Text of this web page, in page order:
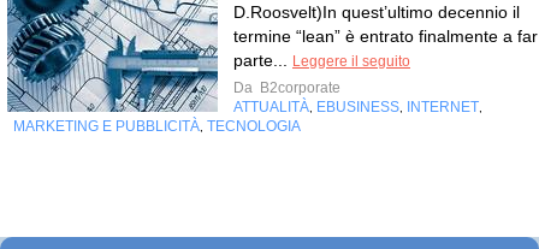
D.Roosvelt)In quest’ultimo decennio il
termine “lean” è entrato finalmente a far
parte...
Leggere il seguito
Da B2corporate
ATTUALITÀ EBUSINESS INTERNET
MARKETING E PUBBLICITÀ TECNOLOGIA